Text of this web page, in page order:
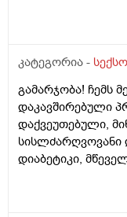
მექნებოდა
მომეხსნა და
ასაკში დავიწყე
ვერაფერს ვერ
ემოციურად მერე
ემოციური
ფიზიკურად
თუმცა ამას
კატეგორია -
გამარჯობა! ჩემს
დაკავშირებული
დაქვეუთებული,
სისლძარღვოვანი
დიაბეტიკი,